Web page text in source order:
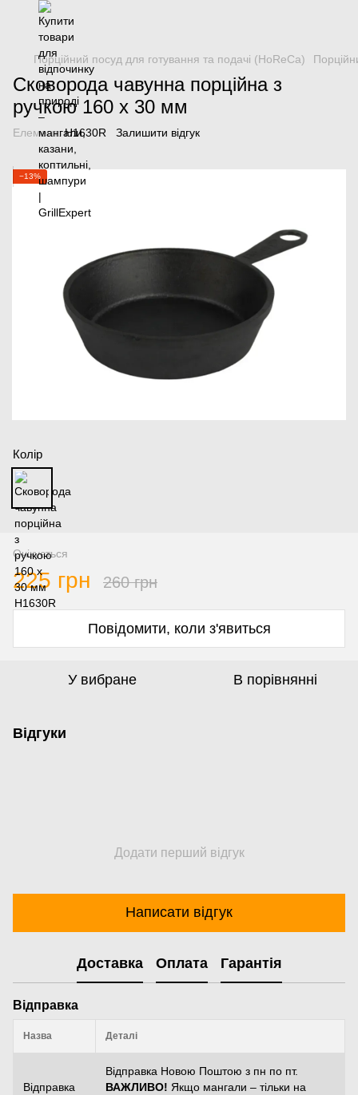
Порційний посуд для готування та подачі (HoReCa)
Сковорода чавунна порційна з
ручкою 160 х 30 мм
Елемент:H1630R Залишити відгук
−13%
Колір
Очікується
225 грн 260 грн
Повідомити, коли з'явиться
У вибране В порівнянні
Відгуки
Додати перший відгук
Написати відгук
Доставка Оплата Гарантія
Відправка
Назва Деталі
Відправка
Відправка Новою Поштою з пн по пт.
ВАЖЛИВО! Якщо мангали – тільки на